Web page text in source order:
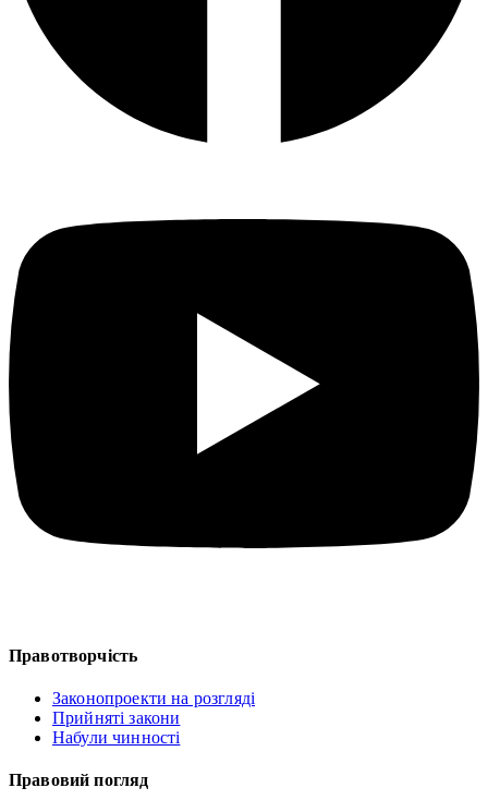
Правотворчість
Законопроекти на розгляді
Прийняті закони
Набули чинності
Правовий погляд